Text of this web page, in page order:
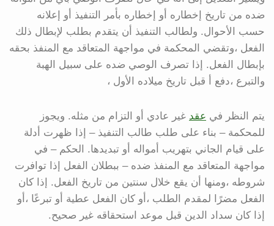
ضده من تاريخ إخطاره أو إخطاره بأمر التنفيذ أو إعلانه
حسب الأحوال. ولطالب التنفيذ أن يتقدم بطلب لإبطال ذلك
الفعل ،وتقضي المحكمة في مواجهة المتعاقد مع المنفذ بحقه
بإبطال الفعل. إذا تصرف الوصي ضده على سبيل الهبة
والتبرع ،دفع أ قبل تاريخ ميلاده الأول ،
يتم النظر في عقد غير عادي أو التزام من مثله. ويجوز
للمحكمة – بناء على طلب طالب التنفيذ – إذا ظهرت أدلة
على قيام الجاني بتهريب أمواله أو تبديدها. الحكم – في
مواجهة المتعاقد مع المنفذ ضده – ببطلان الفعل إذا توافرت
شروطه ،ومنها أن يقع خلال سنتين من تاريخ الفعل. إذا كان
الفعل مضرًا لمقدم الطلب ،أو كان الفعل عطية أو تبرعًا ،أو
إذا كان سداد الدين قبل موعد استحقاقه غير صحيح.